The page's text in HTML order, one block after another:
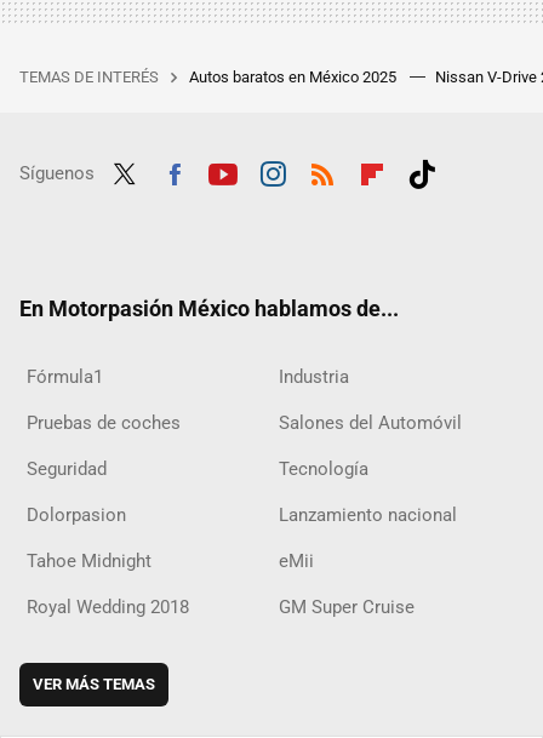
TEMAS DE INTERÉS Autos baratos en México 2025 Nissan V-Drive
Síguenos
En Motorpasión México hablamos de...
Fórmula1 Industria
Pruebas de coches Salones del Automóvil
Seguridad Tecnología
Dolorpasion Lanzamiento nacional
Tahoe Midnight eMii
Royal Wedding 2018 GM Super Cruise
VER MÁS TEMAS